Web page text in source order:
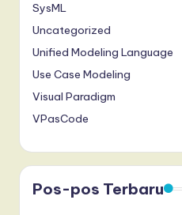
SysML
Uncategorized
Unified Modeling Language
Use Case Modeling
Visual Paradigm
VPasCode
Pos-pos Terbaru